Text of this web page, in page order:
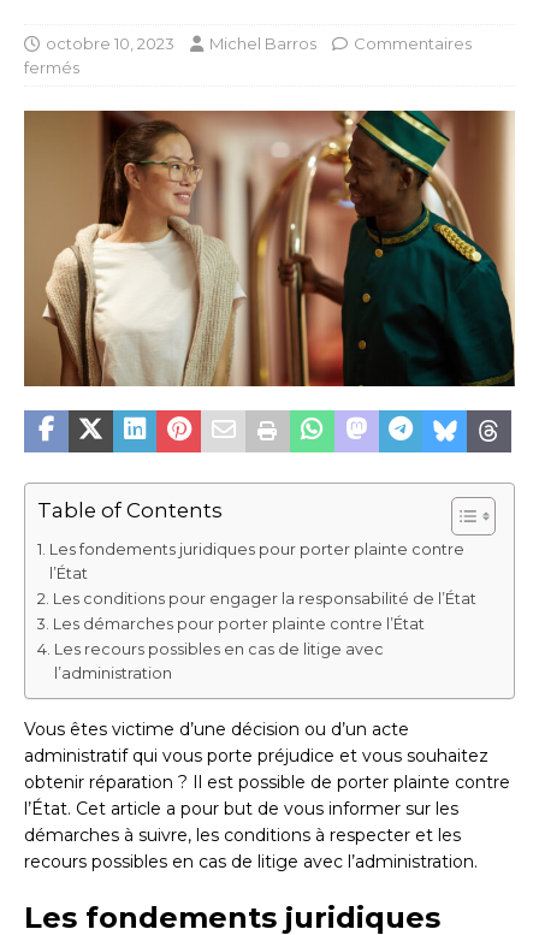
octobre 10, 2023 Michel Barros
Commentaires
fermés
Table of Contents
Les fondements juridiques pour porter plainte contre
l’État
Les conditions pour engager la responsabilité de l’État
Les démarches pour porter plainte contre l’État
Les recours possibles en cas de litige avec
l’administration
Vous êtes victime d’une décision ou d’un acte
administratif qui vous porte préjudice et vous souhaitez
obtenir réparation ? Il est possible de porter plainte contre
l’État. Cet article a pour but de vous informer sur les
démarches à suivre, les conditions à respecter et les
recours possibles en cas de litige avec l’administration.
Les fondements juridiques